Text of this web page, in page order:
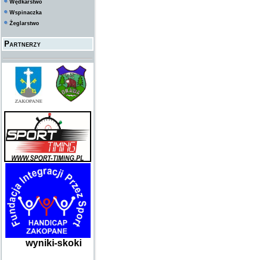
Wędkarstwo
Wspinaczka
Żeglarstwo
Partnerzy
wyniki-skoki